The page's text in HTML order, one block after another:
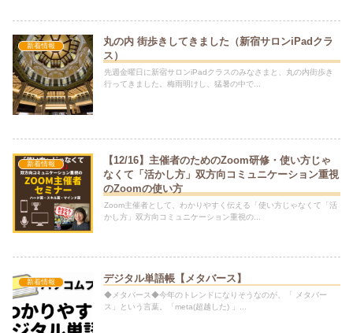
新着情報
丸の内 街歩きしてきました（新宿サロンiPadクラ
ス）
先週金曜日に新宿サロンiPadクラスのみなさまと、丸の内街歩き
行ってきました。梅雨明けし、猛暑の中で...
新着情報
【12/16】主催者のためのZoom研修・使い方じゃ
なくて「活かし方」双方向コミュニケーション重視
のZoomの使い方
Zoom主催者として、わかりやすく伝える「使い方じゃなくて「活
かし方」双方向コミュニケーション重視の...
新着情報 デジタル単語帳【メタバース】
◆メタバース◆今年のトレンドになりそうなのが、「 メタバー
ス」という言葉。「meta(超越した) 」...